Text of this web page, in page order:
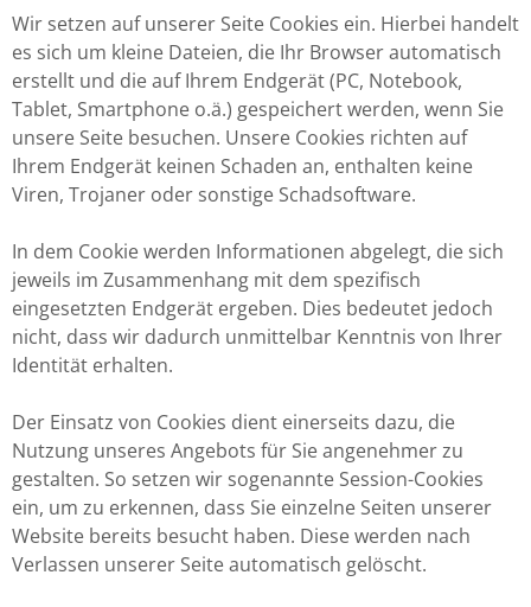
Wir setzen auf unserer Seite Cookies ein. Hierbei handelt
es sich um kleine Dateien, die Ihr Browser automatisch
erstellt und die auf Ihrem Endgerät (PC, Notebook,
Tablet, Smartphone o.ä.) gespeichert werden, wenn Sie
unsere Seite besuchen. Unsere Cookies richten auf
Ihrem Endgerät keinen Schaden an, enthalten keine
Viren, Trojaner oder sonstige Schadsoftware.
In dem Cookie werden Informationen abgelegt, die sich
jeweils im Zusammenhang mit dem spezifisch
eingesetzten Endgerät ergeben. Dies bedeutet jedoch
nicht, dass wir dadurch unmittelbar Kenntnis von Ihrer
Identität erhalten.
Der Einsatz von Cookies dient einerseits dazu, die
Nutzung unseres Angebots für Sie angenehmer zu
gestalten. So setzen wir sogenannte Session-Cookies
ein, um zu erkennen, dass Sie einzelne Seiten unserer
Website bereits besucht haben. Diese werden nach
Verlassen unserer Seite automatisch gelöscht.